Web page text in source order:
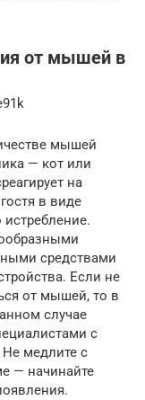
от мышей в
мышей
— кот или
на
в виде
истребление.
средствами
Если не
от мышей, то в
случае
с
медлите с
— начинайте